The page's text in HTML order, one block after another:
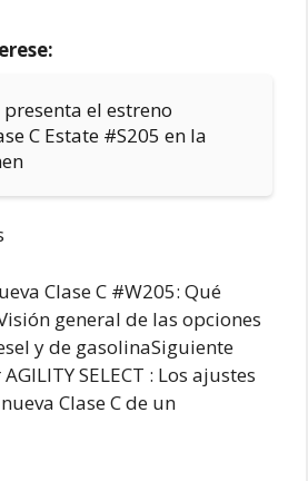
el estreno
C Estate #S205 en la
Clase C #W205: Qué
general de las opciones
y de gasolinaSiguiente
SELECT : Los ajustes
Clase C de un